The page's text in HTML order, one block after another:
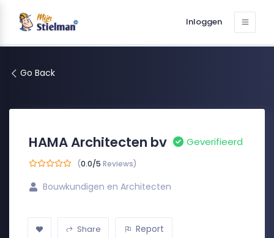
Inloggen
Go Back
HAMA Architecten bv Geverifieerd
(0.0/5 Reviews)
Bouwkundigen en Architecten
Share Report